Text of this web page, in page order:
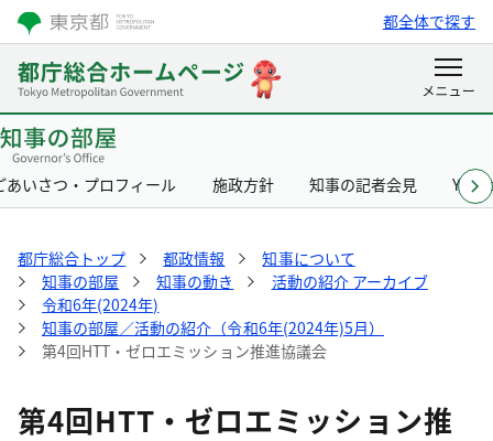
都全体で探す
あいさつ・プロフィール 施政方針 知事の記者会見
都庁総合トップ 都政情報
知事について
知事の部屋
知事の動き
活動の紹介 アーカイブ
令和6年(2024年)
知事の部屋／活動の紹介（令和6年(2024年)5月）
第4回HTT・ゼロエミッション推進協議会
第4回HTT・ゼロエミッション推